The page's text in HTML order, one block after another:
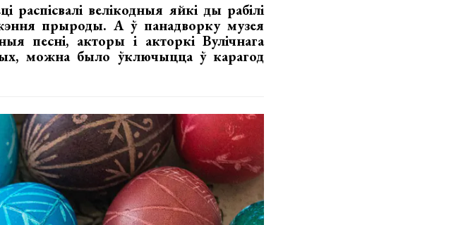
распісвалі велікодныя яйкі ды рабілі
прыроды. А ў панадворку музея
песні, акторы і акторкіВулічнага
можна было ўключыцца ў карагод